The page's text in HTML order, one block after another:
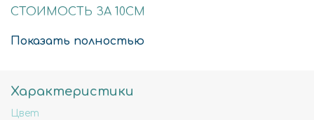
СТОИМОСТЬ ЗА 10СМ
Размер звеньев 5х2мм
Металл - латунь.
Показать полностью
Характеристики
Цвет